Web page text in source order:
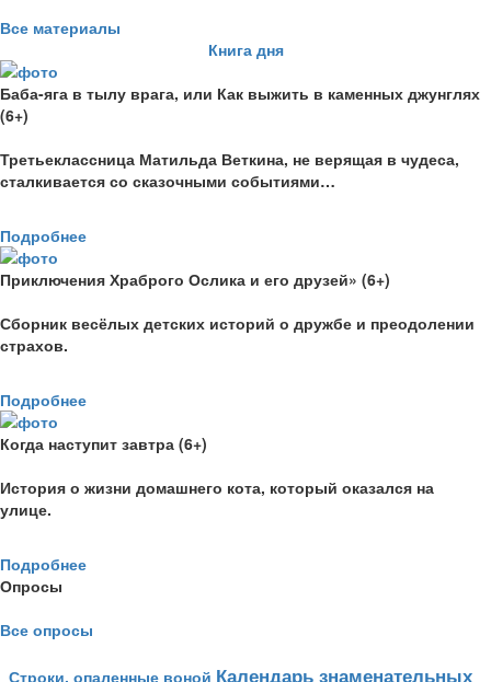
Все материалы
Книга дня
Баба-яга в тылу врага, или Как выжить в каменных джунглях
(6+)
Третьеклассница Матильда Веткина, не верящая в чудеса,
сталкивается со сказочными событиями…
Подробнее
Приключения Храброго Ослика и его друзей» (6+)
Сборник весёлых детских историй о дружбе и преодолении
страхов.
Подробнее
Когда наступит завтра (6+)
История о жизни домашнего кота, который оказался на
улице.
Подробнее
Опросы
Все опросы
Строки, опаленные воной Календарь знаменательных